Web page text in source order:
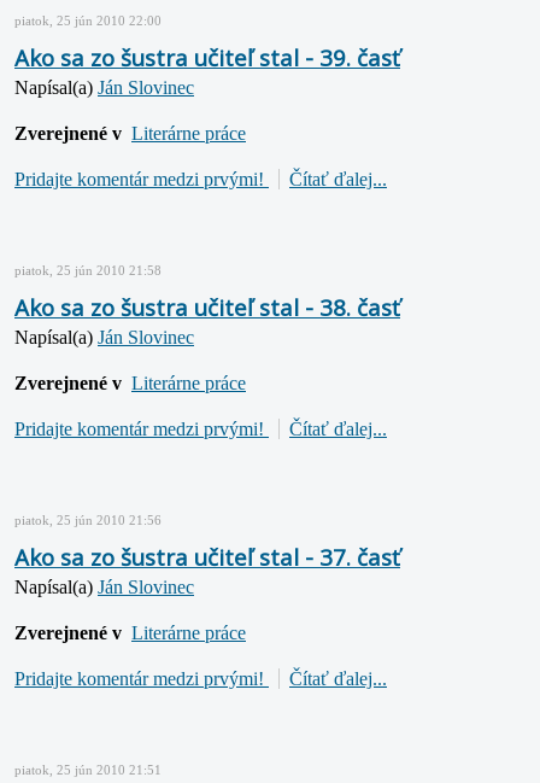
piatok, 25 jún 2010 22:00
Ako sa zo šustra učiteľ stal - 39. časť
Napísal(a) Ján Slovinec
Zverejnené v Literárne práce
Pridajte komentár medzi prvými! Čítať ďalej...
piatok, 25 jún 2010 21:58
Ako sa zo šustra učiteľ stal - 38. časť
Napísal(a) Ján Slovinec
Zverejnené v Literárne práce
Pridajte komentár medzi prvými! Čítať ďalej...
piatok, 25 jún 2010 21:56
Ako sa zo šustra učiteľ stal - 37. časť
Napísal(a) Ján Slovinec
Zverejnené v Literárne práce
Pridajte komentár medzi prvými! Čítať ďalej...
piatok, 25 jún 2010 21:51